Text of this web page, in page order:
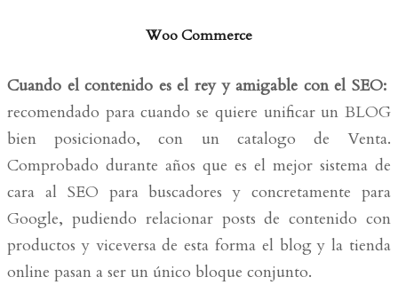
Woo Commerce
Cuando el contenido es el rey y amigable con el SEO:
recomendado para cuando se quiere unificar un BLOG
bien posicionado, con un catalogo de Venta.
Comprobado durante años que es el mejor sistema de
cara al SEO para buscadores y concretamente para
Google, pudiendo relacionar posts de contenido con
productos y viceversa de esta forma el blog y la tienda
online pasan a ser un único bloque conjunto.